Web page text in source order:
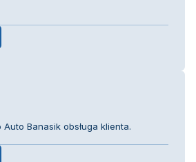
Banasik obsługa klienta.